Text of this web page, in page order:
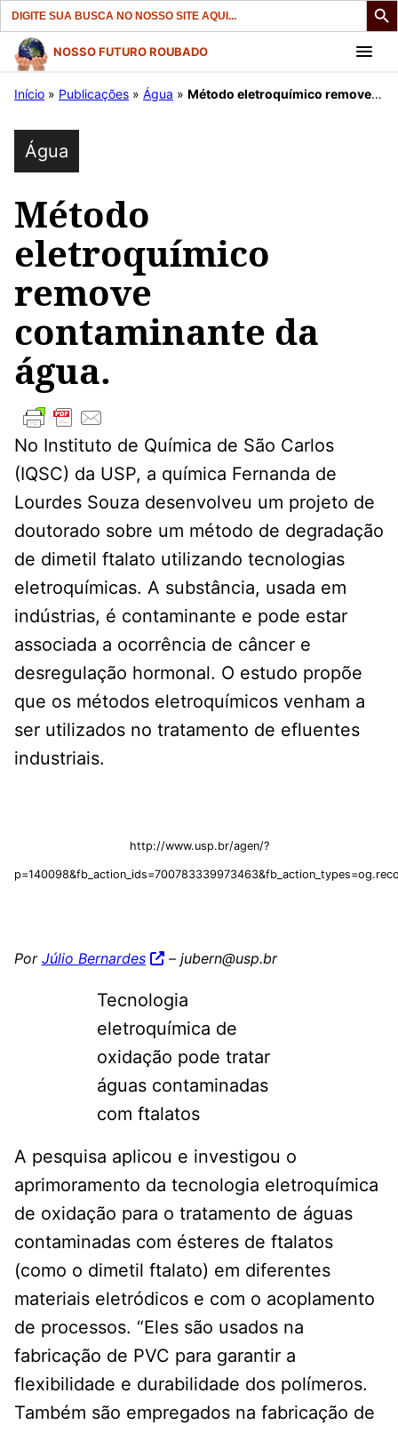
Search
for:
Pular
para
conteúdo
NOSSO FUTURO ROUBADO
Início » Publicações » Água » Método eletroquímico remove contaminante da água.
Água
Método
eletroquímico
remove
contaminante da
água.
No Instituto de Química de São Carlos
(IQSC) da USP, a química Fernanda de
Lourdes Souza desenvolveu um projeto de
doutorado sobre um método de degradação
de dimetil ftalato utilizando tecnologias
eletroquímicas. A substância, usada em
indústrias, é contaminante e pode estar
associada a ocorrência de câncer e
desregulação hormonal. O estudo propõe
que os métodos eletroquímicos venham a
ser utilizados no tratamento de efluentes
industriais.
http://www.usp.br/agen/?
Por Júlio Bernardes – jubern@usp.br
Tecnologia
eletroquímica de
oxidação pode tratar
águas contaminadas
com ftalatos
A pesquisa aplicou e investigou o
aprimoramento da tecnologia eletroquímica
de oxidação para o tratamento de águas
contaminadas com ésteres de ftalatos
(como o dimetil ftalato) em diferentes
materiais eletródicos e com o acoplamento
de processos. “Eles são usados na
fabricação de PVC para garantir a
flexibilidade e durabilidade dos polímeros.
Também são empregados na fabricação de